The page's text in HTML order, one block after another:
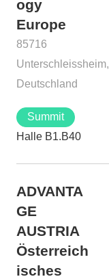
ogy
Europe
85716
Unterschleissheim,
Deutschland
Summit
Halle B1.B40
ADVANTA
GE
AUSTRIA
Österreich
isches